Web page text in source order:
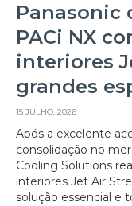
Panasonic
PACi NX
interiores
grandes
15 JULHO, 2026
Após a excelente
consolidação no
Cooling Solutions
interiores Jet Air
solução essencial e